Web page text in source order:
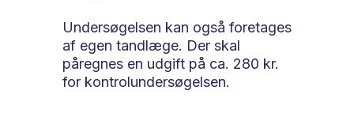
Undersøgelsen kan også foretages
af egen tandlæge. ​Der skal
påregnes en udgift på ca. 280 kr.
for kontrolundersøgelsen.